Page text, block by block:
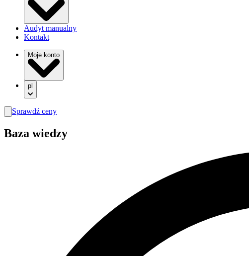
Audyt manualny
Kontakt
Moje konto
pl
search
Sprawdź ceny
Baza wiedzy